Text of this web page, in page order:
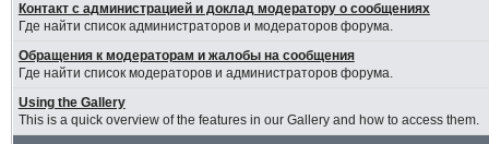
Контакт с администрацией и доклад модератору о сообщениях
Где найти список администраторов и модераторов форума.
Обращения к модераторам и жалобы на сообщения
Где найти список модераторов и администраторов форума.
Using the Gallery
This is a quick overview of the features in our Gallery and how to access them.